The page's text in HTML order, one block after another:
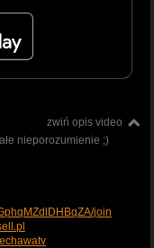
zwiń opis video
nieporozumienie ;)
join